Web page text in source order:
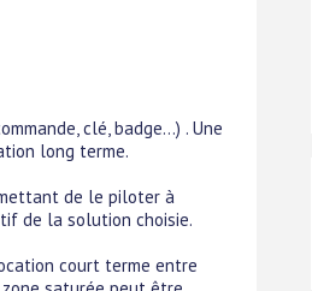
clé, badge...) . Une
long terme.
de le piloter à
de la solution choisie.
court terme entre